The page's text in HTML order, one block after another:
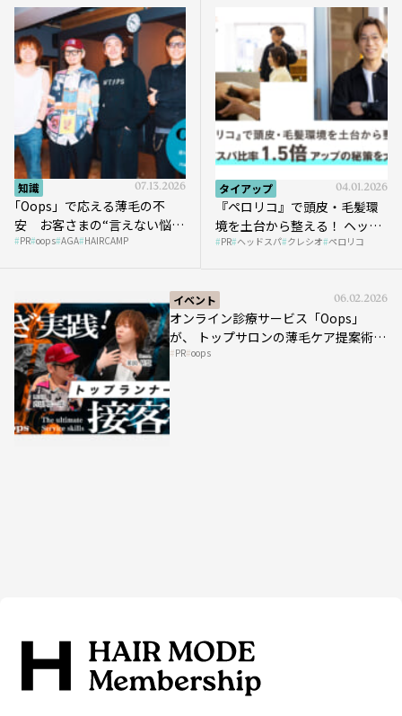
知識 07.13.2026
｢Oops」で応える薄毛の不
安 お客さまの“言えない悩
み”にどう向き合う？ ＃01
PR oops AGA HAIRCAMP
タイアップ 04.01.2026
『ペロリコ』で頭皮・毛髪環
境を土台から整える！ ヘッド
スパ比率1.5倍アップの秘策を
PR ヘッドスパ クレシオ ペロリコ
イベント 06.02.2026
オンライン診療サービス「Oops」
が、 トップサロンの薄毛ケア提案術を
HAIRCAMPで公開！
PR oops